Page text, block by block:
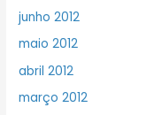
junho 2012
maio 2012
abril 2012
março 2012